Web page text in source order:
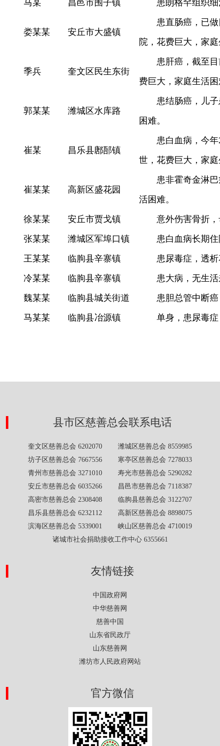
马某
昌邑市围子镇 患朗格罕组织
娄某某 安丘市大盛镇
患直肠癌，已
院，花费巨大，家
季兵 奎文区民生东街
患肝癌，截至
费巨大，家庭生活
郭某某 潍城区水库路
患结肠癌，儿
困难。
崔某 昌乐县鄌郚镇
患白血病，今
世，花费巨大，家
崔某某 高新区盛花园
患非霍奇金淋
活困难。
徐某某
安丘市贾戈镇
意外伤害骨折
张某某
潍城区军埠口镇
患白血病长期
王某某
临朐县辛寨镇
患尿毒症，透
冷某某
临朐县辛寨镇
患大病，无生
魏某某
临朐县城关街道
患胆总管中断
马某某
临朐县冶源镇 单身，患尿毒
县市区慈善总会联系电话
奎文区慈善总会 6202070 潍城区慈善总会 8559985
坊子区慈善总会 7667556 寒亭区慈善总会 7278033
青州市慈善总会 3271010 寿光市慈善总会 5290282
安丘市慈善总会 6035266 昌邑市慈善总会 7118387
高密市慈善总会 2308408 临朐县慈善总会 3122707
昌乐县慈善总会 6232112 高新区慈善总会 8898075
滨海区慈善总会 5339001 峡山区慈善总会 4710019
诸城市社会捐助接收工作中心 6355661
友情链接
中国政府网
中华慈善网
慈善中国
山东省民政厅
山东慈善网
潍坊市人民政府网站
官方微信